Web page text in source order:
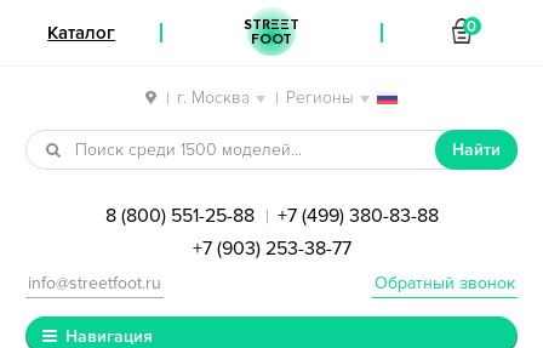
| г. Москва | Регионы
Перейти к навигации
Перейти к содержимому
Найти
8 (800) 551-25-88 | +7 (499) 380-83-88
+7 (903) 253-38-77
Обратный звонок
info@streetfoot.ru
Навигация
Каталог STREET
FOOT
0